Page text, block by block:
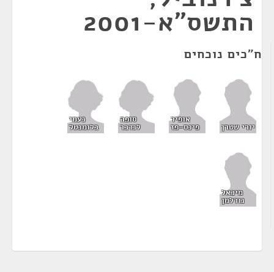
התשס"א-2001
ח"כים נוכחים
יורי שטרן
אופיר
פינס-פז
סופה
לנדבר
נעמי
בלומנטל
מיכאל
נודלמן